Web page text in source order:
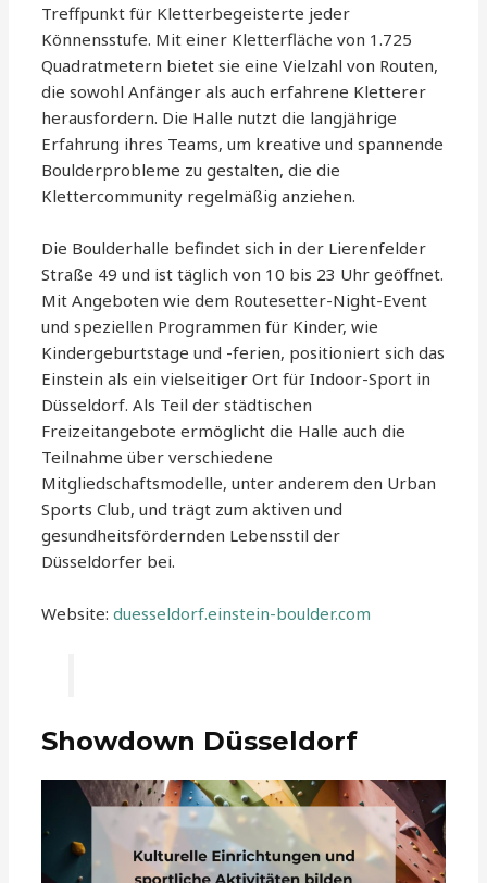
Treffpunkt für Kletterbegeisterte jeder
Könnensstufe. Mit einer Kletterfläche von 1.725
Quadratmetern bietet sie eine Vielzahl von Routen,
die sowohl Anfänger als auch erfahrene Kletterer
herausfordern. Die Halle nutzt die langjährige
Erfahrung ihres Teams, um kreative und spannende
Boulderprobleme zu gestalten, die die
Klettercommunity regelmäßig anziehen.
Die Boulderhalle befindet sich in der Lierenfelder
Straße 49 und ist täglich von 10 bis 23 Uhr geöffnet.
Mit Angeboten wie dem Routesetter-Night-Event
und speziellen Programmen für Kinder, wie
Kindergeburtstage und -ferien, positioniert sich das
Einstein als ein vielseitiger Ort für Indoor-Sport in
Düsseldorf. Als Teil der städtischen
Freizeitangebote ermöglicht die Halle auch die
Teilnahme über verschiedene
Mitgliedschaftsmodelle, unter anderem den Urban
Sports Club, und trägt zum aktiven und
gesundheitsfördernden Lebensstil der
Düsseldorfer bei.
Website:duesseldorf.einstein-boulder.com
Showdown Düsseldorf